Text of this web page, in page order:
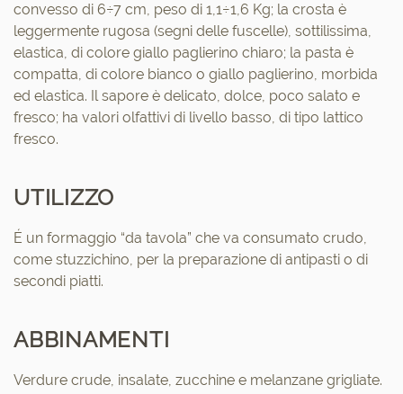
convesso di 6÷7 cm, peso di 1,1÷1,6 Kg; la crosta è
leggermente rugosa (segni delle fuscelle), sottilissima,
elastica, di colore giallo paglierino chiaro; la pasta è
compatta, di colore bianco o giallo paglierino, morbida
ed elastica. Il sapore è delicato, dolce, poco salato e
fresco; ha valori olfattivi di livello basso, di tipo lattico
fresco.
UTILIZZO
É un formaggio “da tavola” che va consumato crudo,
come stuzzichino, per la preparazione di antipasti o di
secondi piatti.
ABBINAMENTI
Verdure crude, insalate, zucchine e melanzane grigliate.